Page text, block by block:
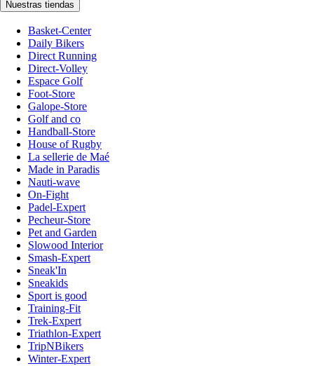
Nuestras tiendas
Basket-Center
Daily Bikers
Direct Running
Direct-Volley
Espace Golf
Foot-Store
Galope-Store
Golf and co
Handball-Store
House of Rugby
La sellerie de Maé
Made in Paradis
Nauti-wave
On-Fight
Padel-Expert
Pecheur-Store
Pet and Garden
Slowood Interior
Smash-Expert
Sneak'In
Sneakids
Sport is good
Training-Fit
Trek-Expert
Triathlon-Expert
TripNBikers
Winter-Expert